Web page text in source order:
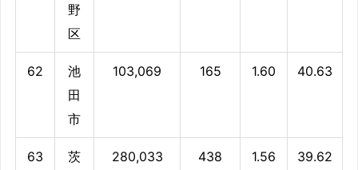
野
区
62
池
田
市
103,069 165 1.60 40.63
63
茨
280,033 438 1.56 39.62